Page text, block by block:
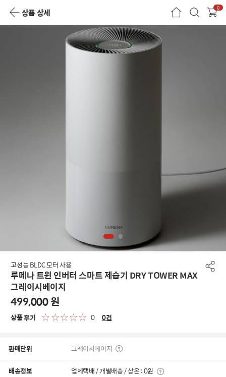
상품 상세 0
고성능 BLDC 모터 사용
루메나 트윈 인버터 스마트 제습기 DRY TOWER MAX
그레이시베이지
499,000원
상품 후기 0 0건
판매단위 그레이시베이지
배송정보 업체택배 / 개별배송 / 상온 : 0원